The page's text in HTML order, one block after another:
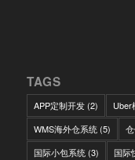
TAGS
APP定制开发(2) Uber
WMS海外仓系统(5)
国际小包系统(3) 国际